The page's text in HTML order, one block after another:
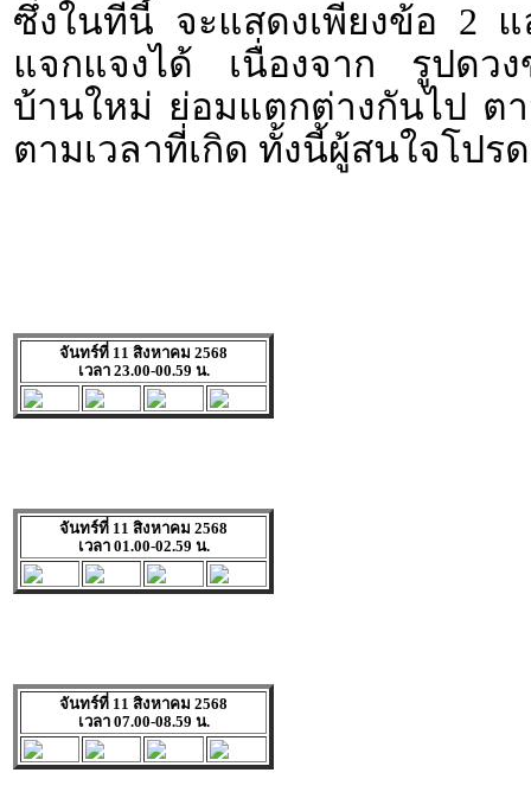
ซึ่งในทีนี้ จะแสดงเพียงข้อ 2
แจกแจงได้ เนื่องจาก รูปดวง
บ้านใหม่ ย่อมแตกต่างกันไป ต
ตามเวลาที่เกิด ทั้งนี้ผู้สนใจโปร
จันทร์ที่ 11 สิงหาคม 2568
เวลา 23.00-00.59 น.
จันทร์ที่ 11 สิงหาคม 2568
เวลา 01.00-02.59 น.
จันทร์ที่ 11 สิงหาคม 2568
เวลา 07.00-08.59 น.